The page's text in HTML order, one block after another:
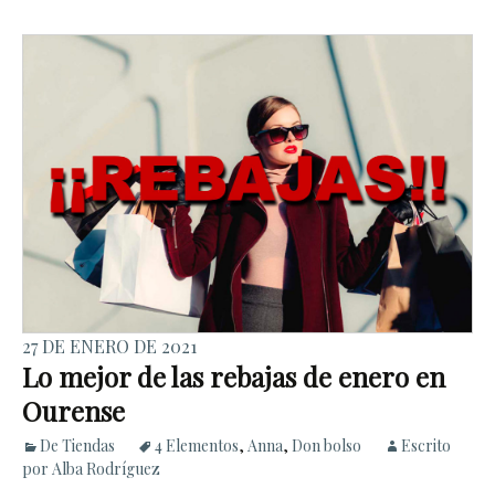
27 DE ENERO DE 2021
Lo mejor de las rebajas de enero en
Ourense
De Tiendas 4 Elementos, Anna, Don bolso
Escrito
por Alba Rodríguez